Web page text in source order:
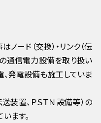
ード（交換）・リンク（伝
通信電力設備を取り扱い
、発電設備も施工していま
装置、ＰＳＴＮ設備等）の
ます。